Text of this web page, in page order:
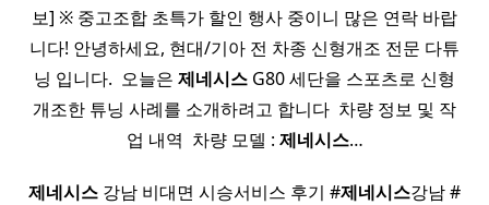
보] ※ 중고조합 초특가 할인 행사 중이니 많은 연락 바랍
니다! 안녕하세요, 현대/기아 전 차종 신형개조 전문 다튜
닝 입니다. ​ 오늘은 제네시스 G80 세단을 스포츠로 신형
개조한 튜닝 사례를 소개하려고 합니다 ​ 차량 정보 및 작
업 내역 ​ 차량 모델 : 제네시스…
제네시스 강남 비대면 시승서비스 후기 #제네시스강남 #